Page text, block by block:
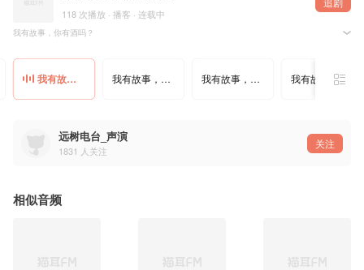
118 次播放 · 播客 · 连载中
我有故事，你有酒吗？
愿每个夜晚，都有一段故事陪你入睡；愿每段心事，都能被温柔接住。
我有故事，你有酒吗-17-向阳，花开 我有故事，你有酒吗-18-八旗苏木的月光 我有故事，你有酒吗-19-我去找你了 我有故事，你有酒吗-20-狗爷
远树电台_声演
1831 人关注
关注
相似音频